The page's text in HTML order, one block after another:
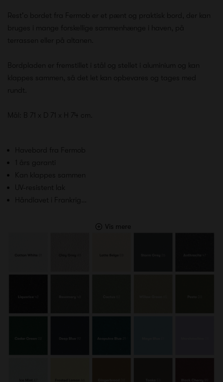
Rest'o bordet fra Fermob er et pænt og praktisk bord, der kan
bruges i mange forskellige sammenhænge i haven, på
terrassen eller på altanen.
Bordpladen er fremstillet i stål og stellet i aluminium og kan
klappes sammen, så det let kan opbevares og tages med
rundt.
Mål: B 71 x D 71 x H 74 cm.
Havebord fra Fermob
1 års garanti
Kan klappes sammen
UV-resistent lak
Håndlavet i Frankrig…
Vis mere